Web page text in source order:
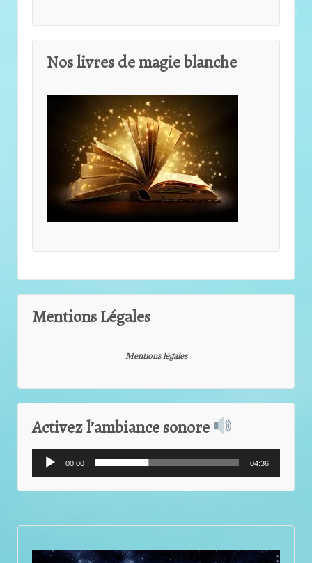
Nos livres de magie blanche
Mentions Légales
Mentions légales
Activez l’ambiance sonore
audio
00:00 04:36